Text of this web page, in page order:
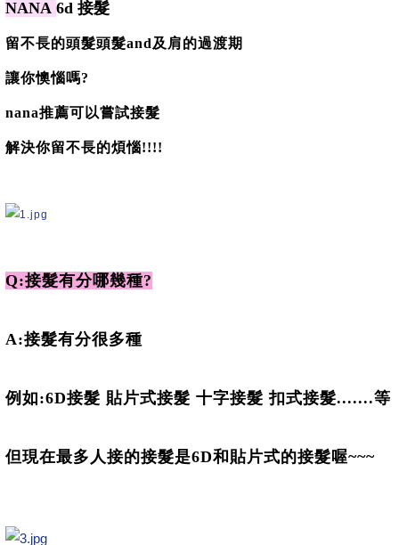
NANA 6d 接髮
留不長的頭髮頭髮and及肩的過渡期
讓你懊惱嗎?
nana推薦可以嘗試接髮
解決你留不長的煩惱!!!!
Q:接髮有分哪幾種?
A:接髮有分很多種
例如:6D接髮 貼片式接髮 十字接髮 扣式接髮.......等
但現在最多人接的接髮是6D和貼片式的接髮喔~~~